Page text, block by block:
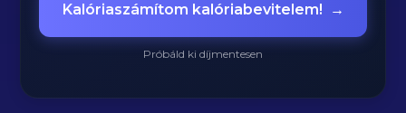
Kalóriaszámítom kalóriabevitelem! →
Próbáld ki díjmentesen